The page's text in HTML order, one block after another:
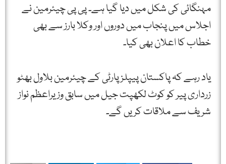
مہنگائی کی شکل میں دیا گیا ہے۔ پی پی چیئرمین نے
اجلاس میں پنجاب میں دوروں اور وکلا بارز سے بھی
خطاب کا اعلان بھی کیا۔
یاد رہے کہ پاکستان پیپلزپارٹی کے چیئرمین بلاول بھٹو
زرداری پیر کو کوٹ لکھپت جیل میں سابق وزیراعظم نواز
شریف سے ملاقات کریں گے۔